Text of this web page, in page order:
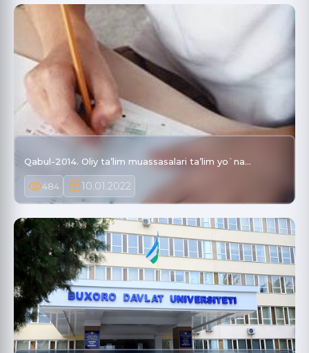
Qabul-2014. Oliy ta’lim muassasalari ta’lim yo`na…
484 10.01.2022